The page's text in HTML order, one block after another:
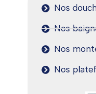
Nos
Nos
Nos
Nos